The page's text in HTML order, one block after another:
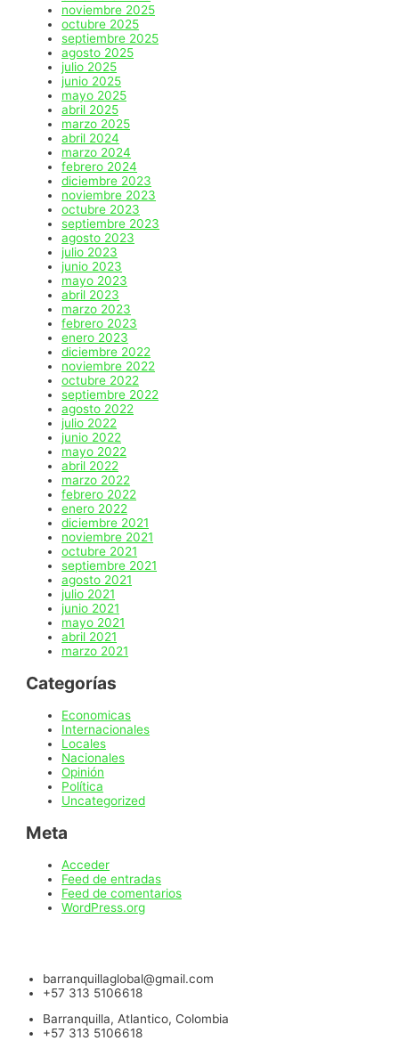
noviembre 2025
octubre 2025
septiembre 2025
agosto 2025
julio 2025
junio 2025
mayo 2025
abril 2025
marzo 2025
abril 2024
marzo 2024
febrero 2024
diciembre 2023
noviembre 2023
octubre 2023
septiembre 2023
agosto 2023
julio 2023
junio 2023
mayo 2023
abril 2023
marzo 2023
febrero 2023
enero 2023
diciembre 2022
noviembre 2022
octubre 2022
septiembre 2022
agosto 2022
julio 2022
junio 2022
mayo 2022
abril 2022
marzo 2022
febrero 2022
enero 2022
diciembre 2021
noviembre 2021
octubre 2021
septiembre 2021
agosto 2021
julio 2021
junio 2021
mayo 2021
abril 2021
marzo 2021
Categorías
Economicas
Internacionales
Locales
Nacionales
Opinión
Política
Uncategorized
Meta
Acceder
Feed de entradas
Feed de comentarios
WordPress.org
barranquillaglobal@gmail.com
+57 313 5106618
Barranquilla, Atlantico, Colombia
+57 313 5106618